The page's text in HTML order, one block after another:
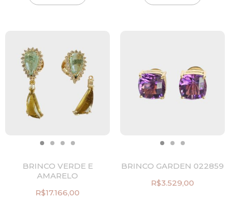
BRINCO VERDE E
AMARELO
R$17.166,00
BRINCO GARDEN 022859
R$3.529,00